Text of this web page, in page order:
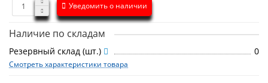
Уведомить о наличии
Наличие по складам
Резервный склад (шт.) 0
Смотреть характеристики товара